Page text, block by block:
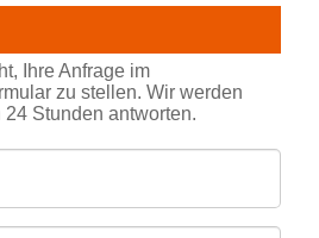
Ihre Anfrage im
zu stellen. Wir werden
24 Stunden antworten.